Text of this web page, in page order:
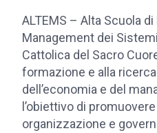
ALTEMS – Alta Scuola
Management dei
Cattolica del Sacro
formazione e alla
dell’economia e del
l’obiettivo di
organizzazione e